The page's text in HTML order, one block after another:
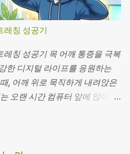
답니다. 그럼, 함께 시작해볼까
세요! 첫 번째 도전: 초기 실수
화 세 번째 단계: 걷기 운동 추
초기 실수와 교훈 퇴근 후 8시,
주저앉았습니다. IT 업무로 하
하고, 불규칙한 식사 탓에 배가
레 92cm, 복부 체지방률 25%
레가 5.7cm 감소했다고 합니다.
레칭 성공기
칭 성공기 목 어깨 통증을 극복
한 디지털 라이프를 응원하는
, 어깨 위로 묵직하게 내려앉은
오랜 시간 컴퓨터 앞에 앉아 씨